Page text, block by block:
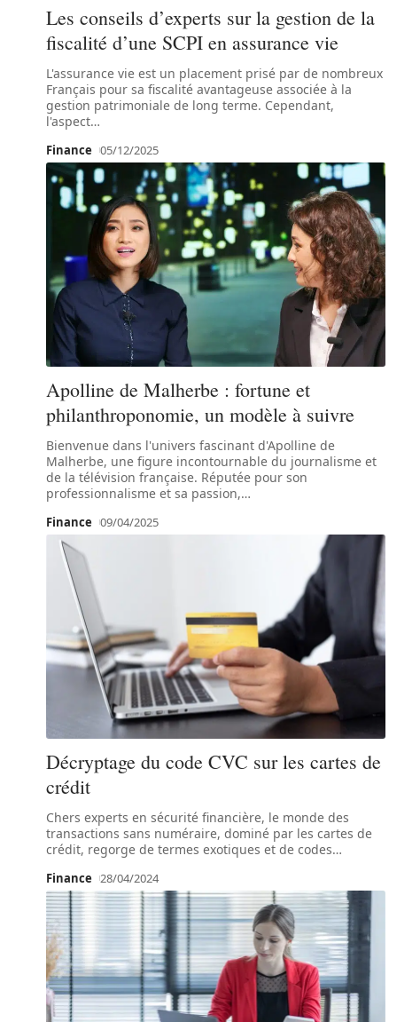
Les conseils d’experts sur la gestion de la
fiscalité d’une SCPI en assurance vie
L'assurance vie est un placement prisé par de nombreux
Français pour sa fiscalité avantageuse associée à la
gestion patrimoniale de long terme. Cependant,
l'aspect…
Finance 05/12/2025
Apolline de Malherbe : fortune et
philanthroponomie, un modèle à suivre
Bienvenue dans l'univers fascinant d'Apolline de
Malherbe, une figure incontournable du journalisme et
de la télévision française. Réputée pour son
professionnalisme et sa passion,…
Finance 09/04/2025
Décryptage du code CVC sur les cartes de
crédit
Chers experts en sécurité financière, le monde des
transactions sans numéraire, dominé par les cartes de
crédit, regorge de termes exotiques et de codes…
Finance 28/04/2024